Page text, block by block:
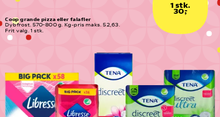
1 stk.
30,-
Coop grande pizza eller falafler
Dybfrost. 570-800 g. Kg-pris maks. 52,63.
Frit valg. 1 stk.